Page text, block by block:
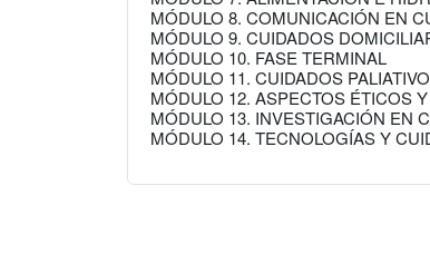
MÓDULO 8. COMUNICACIÓN EN
MÓDULO 9. CUIDADOS
MÓDULO 10. FASE TERMINAL
MÓDULO 11. CUIDADOS
MÓDULO 12. ASPECTOS ÉTICOS
MÓDULO 13. INVESTIGACIÓN EN
MÓDULO 14. TECNOLOGÍAS Y